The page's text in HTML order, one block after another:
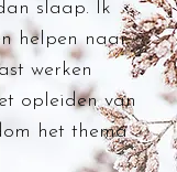
slaap. Ik
helpen naar
werken
opleiden van
het thema